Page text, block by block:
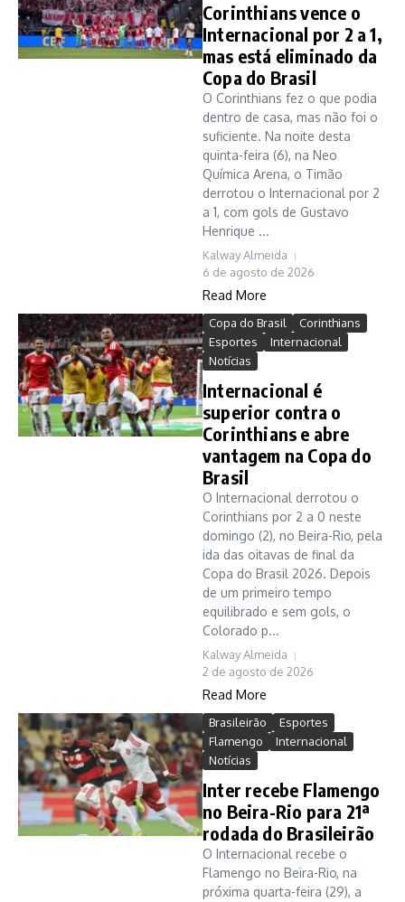
Corinthians vence o
Internacional por 2 a 1,
mas está eliminado da
Copa do Brasil
O Corinthians fez o que podia
dentro de casa, mas não foi o
suficiente. Na noite desta
quinta-feira (6), na Neo
Química Arena, o Timão
derrotou o Internacional por 2
a 1, com gols de Gustavo
Henrique ...
Kalway Almeida
6 de agosto de 2026
Read More
Copa do Brasil
Corinthians
Esportes
Internacional
Notícias
Internacional é
superior contra o
Corinthians e abre
vantagem na Copa do
Brasil
O Internacional derrotou o
Corinthians por 2 a 0 neste
domingo (2), no Beira-Rio, pela
ida das oitavas de final da
Copa do Brasil 2026. Depois
de um primeiro tempo
equilibrado e sem gols, o
Colorado p...
Kalway Almeida
2 de agosto de 2026
Read More
Brasileirão
Esportes
Flamengo
Internacional
Notícias
Inter recebe Flamengo
no Beira-Rio para 21ª
rodada do Brasileirão
O Internacional recebe o
Flamengo no Beira-Rio, na
próxima quarta-feira (29), a